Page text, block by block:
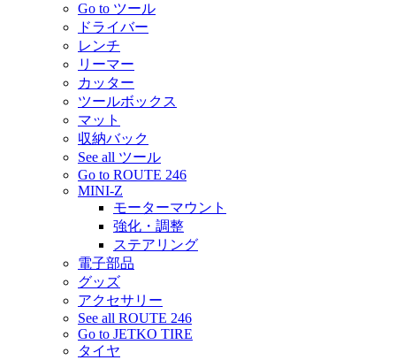
Go to ツール
ドライバー
レンチ
リーマー
カッター
ツールボックス
マット
収納バック
See all ツール
Go to ROUTE 246
MINI-Z
モーターマウント
強化・調整
ステアリング
電子部品
グッズ
アクセサリー
See all ROUTE 246
Go to JETKO TIRE
タイヤ